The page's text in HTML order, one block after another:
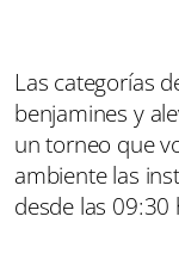
Las categorías
benjamines y
un torneo que
ambiente las
desde las 09:30